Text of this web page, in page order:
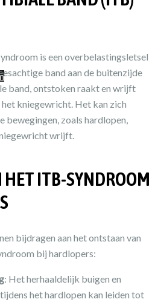
is een overbelastingsletsel
band aan de buitenzijde
band, ontstoken raakt en wrijft
kniegewricht. Het kan zich
bewegingen, zoals hardlopen,
wrijft.
ITB-SYNDROOM
bijdragen aan het ontstaan van
bij hardlopers:
: Het herhaaldelijk buigen en
het hardlopen kan leiden tot